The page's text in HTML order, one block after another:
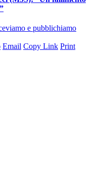
e pubblichiamo
Email Copy Link Print